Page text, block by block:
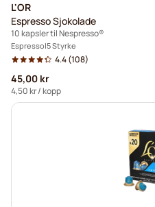
L'OR
Espresso Sjokolade
10 kapsler til Nespresso®
Espresso 5 Styrke
4.4(108)
45,00 kr
4,50 kr/ kopp